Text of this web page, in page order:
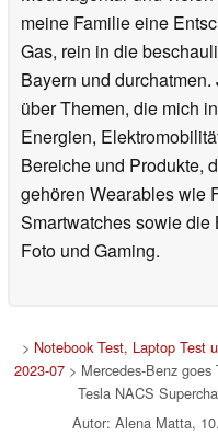
meine Familie eine
Gas, rein in die
Bayern und
über Themen, die mich
Energien,
Bereiche und Produkte,
gehören Wearables wie
Smartwatches sowie die
Foto und Gaming.
> Notebook Test, Laptop Test
2023-07 > Mercedes-Benz
Tesla NACS
Autor: Alena Matta,